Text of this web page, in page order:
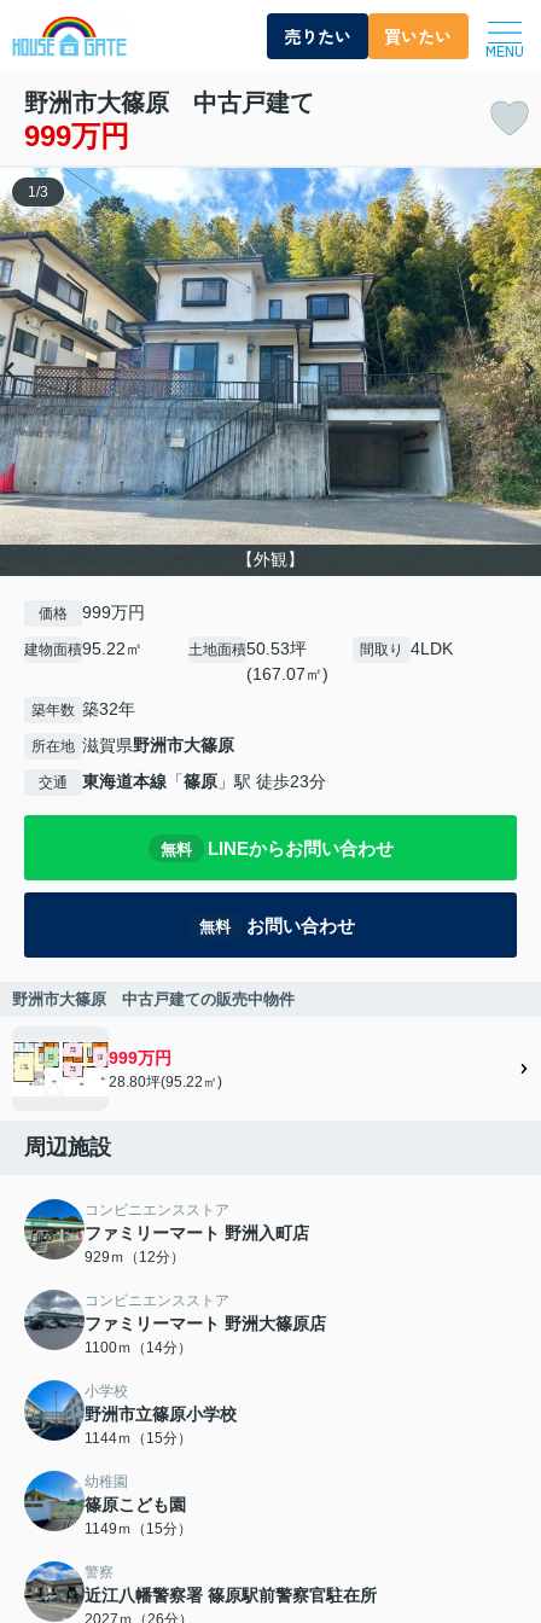
売りたい 買いたい
MENU
野洲市大篠原 中古戸建て
999万円
【外観】
1 /3
価格 999万円
建物面積95.22㎡ 土地面積50.53坪
(167.07㎡)
間取り 4LDK
築年数 築32年
所在地 滋賀県野洲市大篠原
交通 東海道本線 「篠原 」駅 徒歩23分
無料 LINEからお問い合わせ
無料 お問い合わせ
野洲市大篠原 中古戸建ての販売中物件
999万円
28.80坪(95.22㎡)
周辺施設
コンビニエンスストア
ファミリーマート 野洲入町店
929ｍ（12分）
コンビニエンスストア
ファミリーマート 野洲大篠原店
1100ｍ（14分）
小学校
野洲市立篠原小学校
1144ｍ（15分）
幼稚園
篠原こども園
1149ｍ（15分）
警察
近江八幡警察署 篠原駅前警察官駐在所
2027ｍ（26分）